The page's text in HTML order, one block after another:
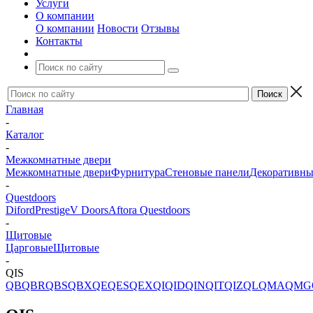
Услуги
О компании
О компании Новости Отзывы
Контакты
Главная
-
Каталог
-
Межкомнатные двери
Межкомнатные двериФурнитураСтеновые панели
-
Questdoors
DifordPrestigeV DoorsAftora Questdoors
-
Щитовые
ЦарговыеЩитовые
-
QIS
QBQBRQBSQBXQEQESQEXQIQIDQINQITQIZQLQMAQMG